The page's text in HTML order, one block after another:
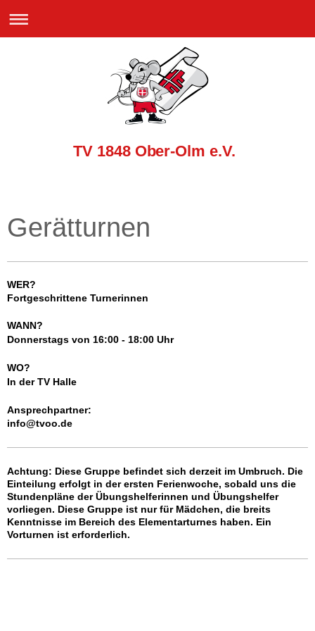
TV 1848 Ober-Olm e.V.
Gerätturnen
WER?
Fortgeschrittene Turnerinnen
WANN?
Donnerstags von 16:00 - 18:00 Uhr
WO?
In der TV Halle
Ansprechpartner:
info@tvoo.de
Achtung: Diese Gruppe befindet sich derzeit im Umbruch. Die
Einteilung erfolgt in der ersten Ferienwoche, sobald uns die
Stundenpläne der Übungshelferinnen und Übungshelfer
vorliegen. Diese Gruppe ist nur für Mädchen, die breits
Kenntnisse im Bereich des Elementarturnes haben. Ein
Vorturnen ist erforderlich.